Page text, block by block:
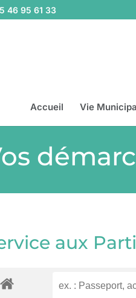
46 95 61 33
Accueil Vie
aux